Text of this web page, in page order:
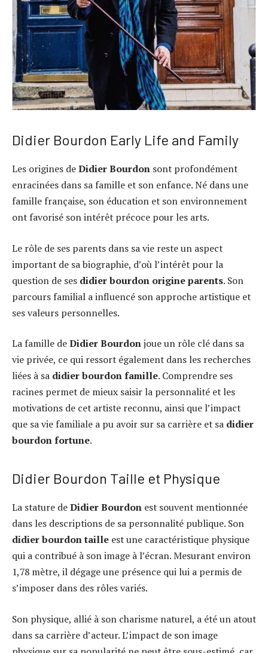
Didier Bourdon Early Life and Family
Les origines deDidier Bourdon sont profondément
enracinées dans sa famille et son enfance. Né dans une
famille française, son éducation et son environnement
ont favorisé son intérêt précoce pour les arts.
Le rôle de ses parents dans sa vie reste un aspect
important de sa biographie, d’où l’intérêt pour la
question de ses didier bourdon origine parents. Son
parcours familial a influencé son approche artistique et
ses valeurs personnelles.
La famille deDidier Bourdonjoue un rôle clé dans sa
vie privée, ce qui ressort également dans les recherches
liées à sa didier bourdon famille. Comprendre ses
racines permet de mieux saisir la personnalité et les
motivations de cet artiste reconnu, ainsi que l’impact
que sa vie familiale a pu avoir sur sa carrière et sa didier
bourdon fortune.
Didier Bourdon Taille et Physique
La stature deDidier Bourdon est souvent mentionnée
dans les descriptions de sa personnalité publique. Son
didier bourdon taille est une caractéristique physique
qui a contribué à son image à l’écran. Mesurant environ
1,78 mètre, il dégage une présence qui lui a permis de
s’imposer dans des rôles variés.
Son physique, allié à son charisme naturel, a été un atout
dans sa carrière d’acteur. L’impact de son image